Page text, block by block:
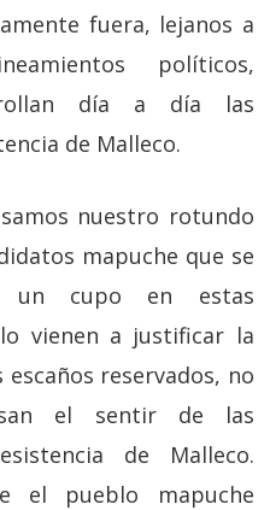
fuera, lejanos a
políticos,
día a día las
de Malleco.
nuestro rotundo
mapuche que se
un cupo en estas
vienen a justificar la
reservados, no
el sentir de las
de Malleco.
el pueblo mapuche